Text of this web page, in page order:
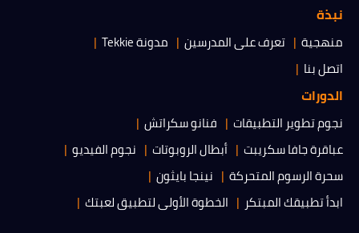
نبذة
منهجية تعرف على المدرسين
مدونة Tekkie
اتصل بنا
الدورات
نجوم تطوير التطبيقات
فنانو سكراتش
عباقرة جافا سكريبت
أبطال الروبوتات
نجوم الفيديو
سحرة الرسوم المتحركة
نينجا بايثون
ابدأ تطبيقك المبتكر
الخطوة الأولى لتطبيق لعبتك